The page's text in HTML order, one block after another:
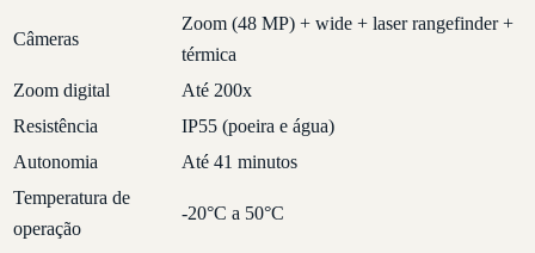
Câmeras
Zoom (48 MP) + wide + laser rangefinder +
térmica
Zoom digital
Até 200x
Resistência
IP55 (poeira e água)
Autonomia
Até 41 minutos
Temperatura de
operação
-20°C a 50°C